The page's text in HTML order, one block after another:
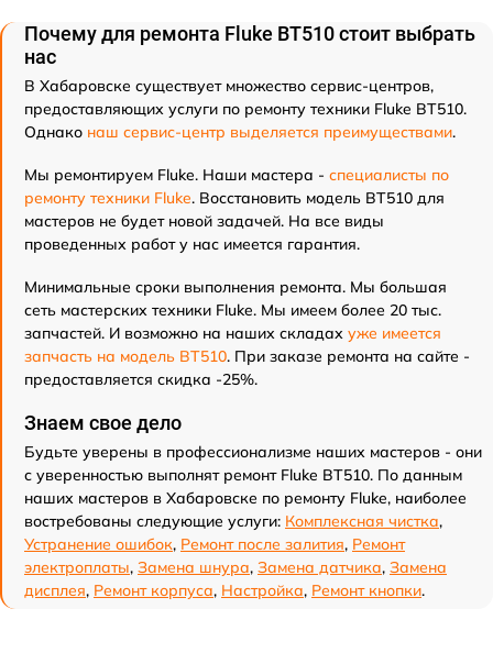
Почему для ремонта Fluke BT510 стоит выбрать
нас
В Хабаровске существует множество сервис-центров,
предоставляющих услуги по ремонту техники Fluke BT510.
Однако наш сервис-центр выделяется преимуществами.
Мы ремонтируем Fluke. Наши мастера - специалисты по
ремонту техники Fluke. Восстановить модель BT510 для
мастеров не будет новой задачей. На все виды
проведенных работ у нас имеется гарантия.
Минимальные сроки выполнения ремонта. Мы большая
сеть мастерских техники Fluke. Мы имеем более 20 тыс.
запчастей. И возможно на наших складах уже имеется
запчасть на модель BT510. При заказе ремонта на сайте -
предоставляется скидка -25%.
Знаем свое дело
Будьте уверены в профессионализме наших мастеров - они
с уверенностью выполнят ремонт Fluke BT510. По данным
наших мастеров в Хабаровске по ремонту Fluke, наиболее
востребованы следующие услуги: Комплексная чистка,
Устранение ошибок, Ремонт после залития, Ремонт
электроплаты, Замена шнура, Замена датчика, Замена
дисплея, Ремонт корпуса, Настройка, Ремонт кнопки.